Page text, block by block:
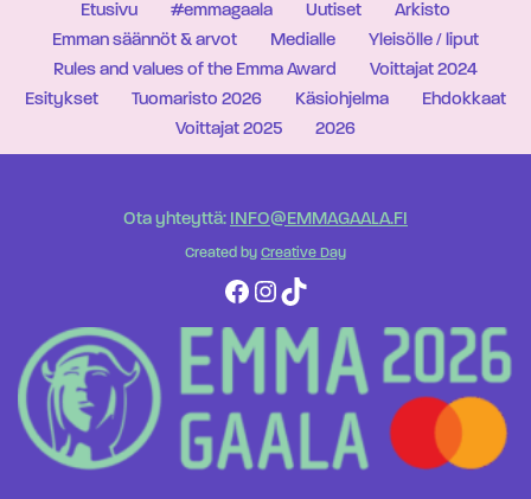
Etusivu #emmagaala Uutiset
Arkisto
Emman säännöt & arvot
Medialle
Yleisölle / liput
Rules and values of the Emma Award
Voittajat 2024
Esitykset
Tuomaristo 2026 Käsiohjelma
Ehdokkaat
Voittajat 2025
2026
Ota yhteyttä: INFO@EMMAGAALA.FI
Created by Creative Day